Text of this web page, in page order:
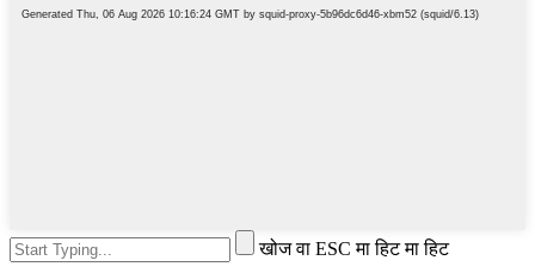
खोज वा ESC मा हिट मा हिट